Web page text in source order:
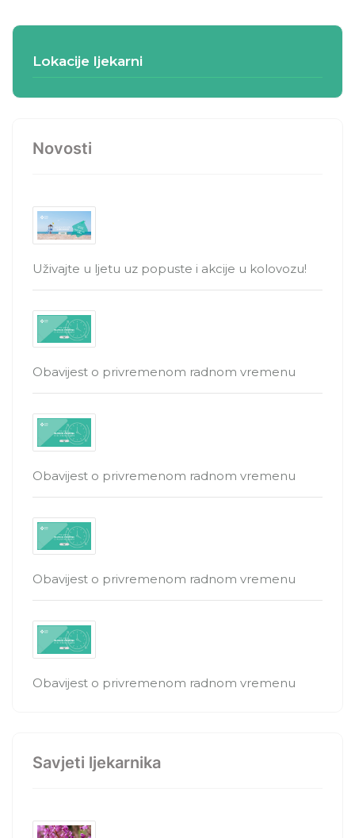
Lokacije ljekarni
Novosti
Uživajte u ljetu uz popuste i akcije u kolovozu!
Obavijest o privremenom radnom vremenu
Obavijest o privremenom radnom vremenu
Obavijest o privremenom radnom vremenu
Obavijest o privremenom radnom vremenu
Savjeti ljekarnika